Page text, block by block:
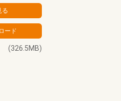
(326.5MB)